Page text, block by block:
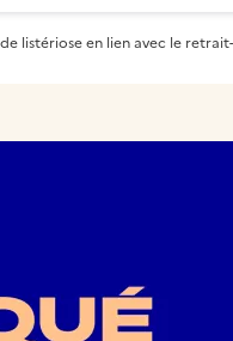
listériose en lien avec le